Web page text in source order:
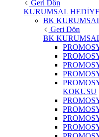
Geri Dön
KURUMSAL
BK
Geri Dön
BK
KOKUSU